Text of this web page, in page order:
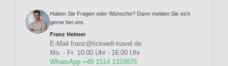
Haben Sie Fragen oder Wünsche? Dann melden Sie sich
gerne bei uns.
Franz Helmer
E-Mail franz@tickwell-travel.de
Mo. - Fr. 10:00 Uhr - 16:00 Uhr
WhatsApp +49 1514 1333875